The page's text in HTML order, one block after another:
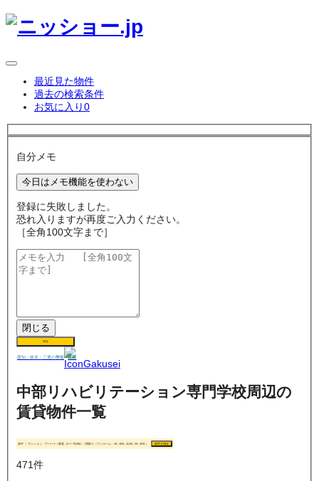
最近見た物件
過去の検索条件
お気に入り0
自分メモ
今日はメモ機能を使わない
登録に失敗しました。
恐れ入りますが再度ご入力ください。
［全角100文字まで］
閉じる
保存
愛知・岐阜・三重の学生 賃貸
中部リハビリテーション専門学校周辺の
賃貸物件一覧
条件 マンション・アパート / 家賃（0 〜 70,000） / 間取り（ワンルーム・1K, 1DK, 1LDK, 2K, 2DK） 条件を指定
471件